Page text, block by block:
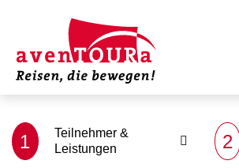
1
Teilnehmer &
Leistungen
2